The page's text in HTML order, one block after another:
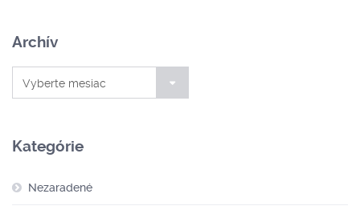
Archív
Vyberte mesiac
Kategórie
Nezaradené